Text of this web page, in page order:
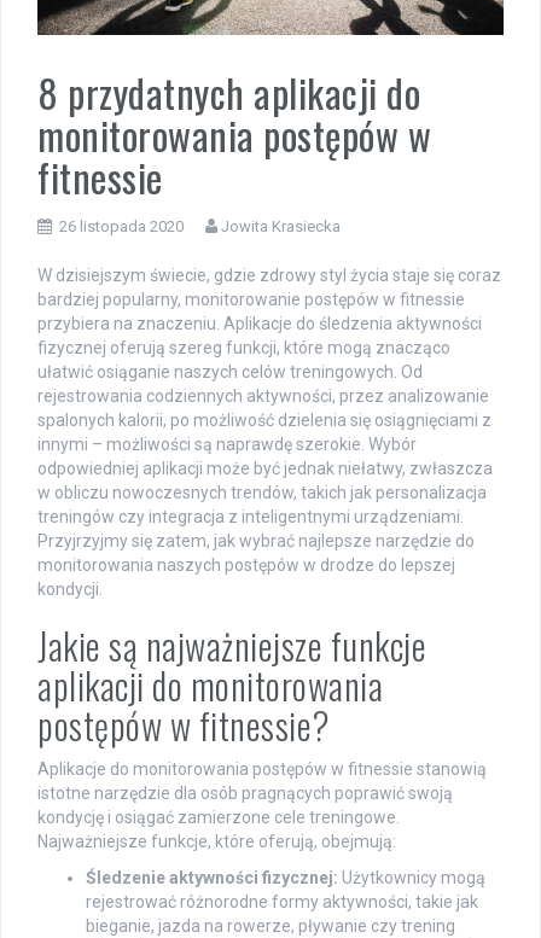
8 przydatnych aplikacji do
monitorowania postępów w
fitnessie
26 listopada 2020 Jowita Krasiecka
W dzisiejszym świecie, gdzie zdrowy styl życia staje się coraz
bardziej popularny, monitorowanie postępów w fitnessie
przybiera na znaczeniu. Aplikacje do śledzenia aktywności
fizycznej oferują szereg funkcji, które mogą znacząco
ułatwić osiąganie naszych celów treningowych. Od
rejestrowania codziennych aktywności, przez analizowanie
spalonych kalorii, po możliwość dzielenia się osiągnięciami z
innymi – możliwości są naprawdę szerokie. Wybór
odpowiedniej aplikacji może być jednak niełatwy, zwłaszcza
w obliczu nowoczesnych trendów, takich jak personalizacja
treningów czy integracja z inteligentnymi urządzeniami.
Przyjrzyjmy się zatem, jak wybrać najlepsze narzędzie do
monitorowania naszych postępów w drodze do lepszej
kondycji.
Jakie są najważniejsze funkcje
aplikacji do monitorowania
postępów w fitnessie?
Aplikacje do monitorowania postępów w fitnessie stanowią
istotne narzędzie dla osób pragnących poprawić swoją
kondycję i osiągać zamierzone cele treningowe.
Najważniejsze funkcje, które oferują, obejmują:
Śledzenie aktywności fizycznej: Użytkownicy mogą
rejestrować różnorodne formy aktywności, takie jak
bieganie, jazda na rowerze, pływanie czy trening